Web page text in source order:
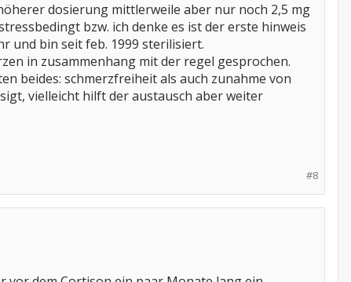
dosierung mittlerweile aber nur noch 2,5 mg
bzw. ich denke es ist der erste hinweis
und bin seit feb. 1999 sterilisiert.
in zusammenhang mit der regel gesprochen.
beides: schmerzfreiheit als auch zunahme von
vielleicht hilft der austausch aber weiter
#8